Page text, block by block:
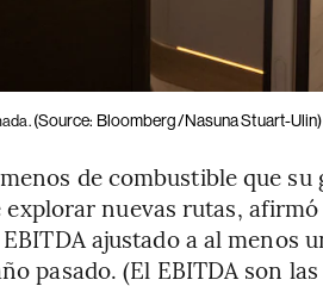
(Source: Bloomberg/Nasuna Stuart-Ulin)
de combustible que
nuevas rutas,
ajustado a al menos
pasado. (El EBITDA son